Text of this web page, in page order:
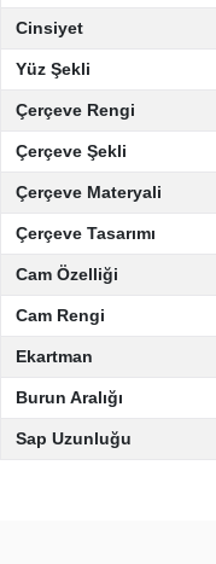
Cinsiyet
Yüz Şekli
Çerçeve Rengi
Çerçeve Şekli
Çerçeve Materyali
Çerçeve Tasarımı
Cam Özelliği
Cam Rengi
Ekartman
Burun Aralığı
Sap Uzunluğu